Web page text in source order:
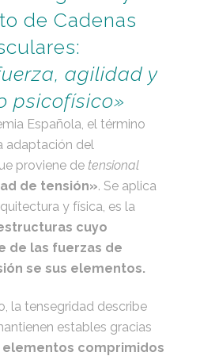
de Cadenas
agilidad y
psicofísico»
Española, el término
adaptación del
proviene de tensional
de tensión». Se aplica
y física, es la
cuyo
de las fuerzas de
se sus elementos.
la tensegridad describe
estables gracias
comprimidos